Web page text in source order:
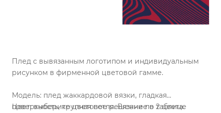
Плед с вывязанным логотипом и индивидуальным
рисунком в фирменной цветовой гамме.
Модель: плед жаккардовой вязки, гладкая
поверхность, крупная петля. Вязание в 2 цвета.
Цвет: выберите цветовое решение по таблице